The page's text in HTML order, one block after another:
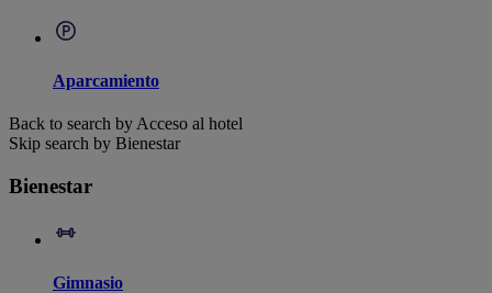
Aparcamiento
Back to search by Acceso al hotel
Skip search by Bienestar
Bienestar
Gimnasio